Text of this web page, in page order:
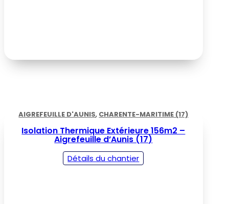
AIGREFEUILLE D'AUNIS, CHARENTE-MARITIME (17)
Isolation Thermique Extérieure 156m2 –
Aigrefeuille d’Aunis (17)
Détails du chantier